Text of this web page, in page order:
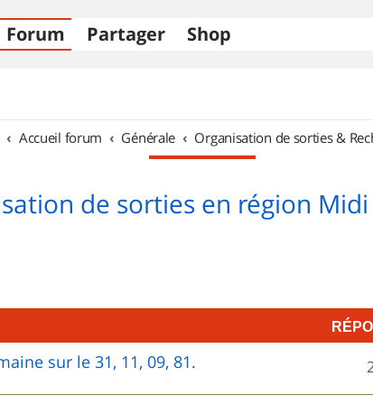
Forum Partager Shop
Accueil forum Générale Organisation de sorties &
de sorties en région Midi
sur le 31, 11, 09, 81.